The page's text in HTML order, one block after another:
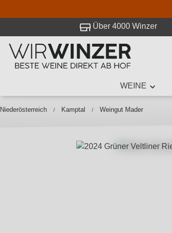
Über 4000 Winzer
WEINE
Niederösterreich Kamptal Weingut Mader
bei WirWinzer.